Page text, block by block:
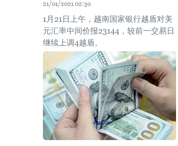
21/01/2021 02:30
1月21日上午，越南国家银行越盾对美
元汇率中间价报23144，较前一交易日
继续上调4越盾。